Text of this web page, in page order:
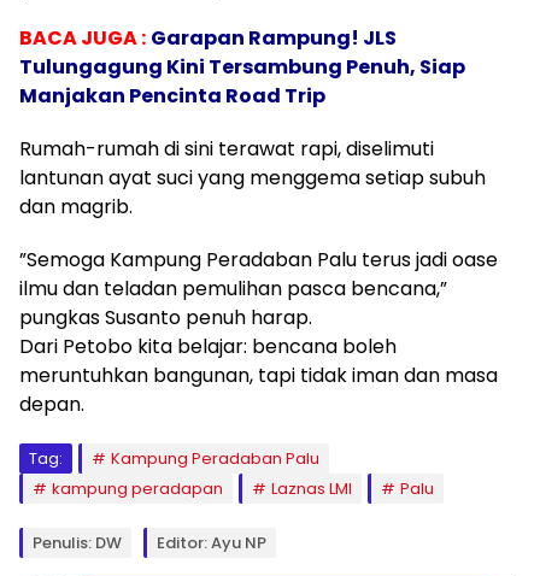
BACA JUGA : Garapan Rampung! JLS
Tulungagung Kini Tersambung Penuh, Siap
Manjakan Pencinta Road Trip
Rumah-rumah di sini terawat rapi, diselimuti
lantunan ayat suci yang menggema setiap subuh
dan magrib.
​”Semoga Kampung Peradaban Palu terus jadi oase
ilmu dan teladan pemulihan pasca bencana,”
pungkas Susanto penuh harap.
​Dari Petobo kita belajar: bencana boleh
meruntuhkan bangunan, tapi tidak iman dan masa
depan.
Tag:
Kampung Peradaban Palu
kampung peradapan
Laznas LMI Palu
Penulis: DW Editor: Ayu NP